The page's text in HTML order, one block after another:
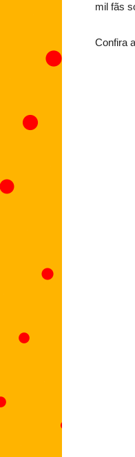
mil fãs
Confira